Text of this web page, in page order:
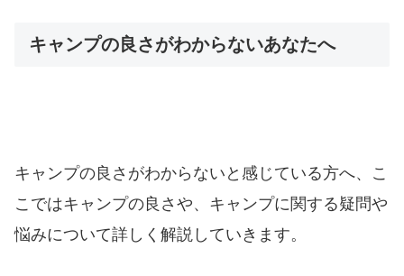
キャンプの良さがわからないあなたへ
キャンプの良さがわからないと感じている方へ、こ
こではキャンプの良さや、キャンプに関する疑問や
悩みについて詳しく解説していきます。